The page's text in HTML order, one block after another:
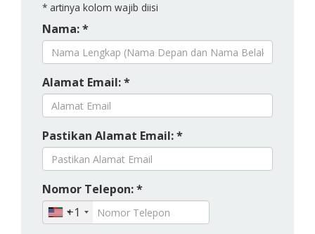
* artinya kolom wajib diisi
Nama: *
Alamat Email: *
Pastikan Alamat Email: *
Nomor Telepon: *
+1